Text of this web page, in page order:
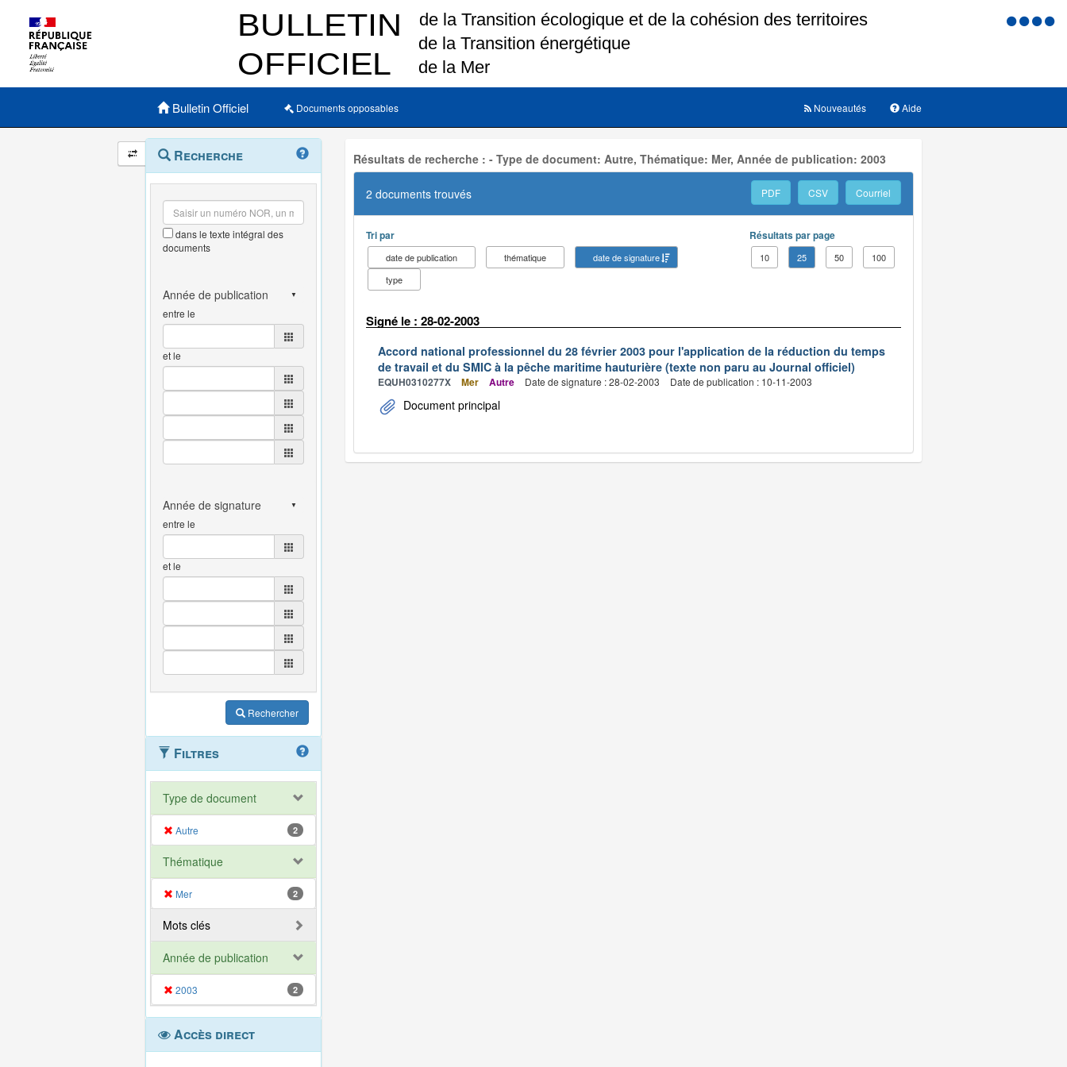
Menu
Menu principal
Bulletin Officiel Documents opposables Aide
Nouveautés
Navigation
et
outils
annexes
Menu
contextuel
Recherche
dans le texte intégral des
documents
entre le
et le
entre le
et le
Rechercher
Filtres
Type de document
Autre 2
Thématique
Mer 2
Mots clés
Année de publication
2003 2
Accès direct
Résultats de recherche : - Type de document: Autre, Thématique: Mer, Année de publication: 2003
2 documents trouvés PDF CSV Courriel
Tri par
date de publication thématique
date de signature
type
Résultats par page
10 25 50 100
Signé le : 28-02-2003
Accord national professionnel du 28 février 2003 pour l'application de la réduction du temps
de travail et du SMIC à la pêche maritime hauturière (texte non paru au Journal officiel)
EQUH0310277X Mer Autre Date de signature : 28-02-2003 Date de publication : 10-11-2003
Document principal